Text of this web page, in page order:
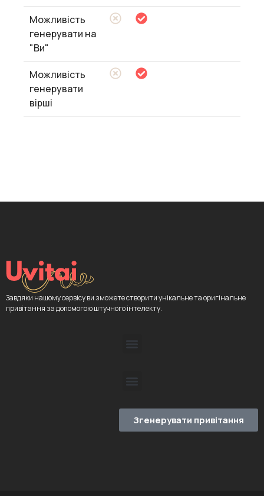
Можливість
генерувати на
"Ви"
Можливість
генерувати
вірші
Завдяки нашому сервісу ви зможете створити унікальне та оригінальне
привітання за допомогою штучного інтелекту.
Згенерувати привітання